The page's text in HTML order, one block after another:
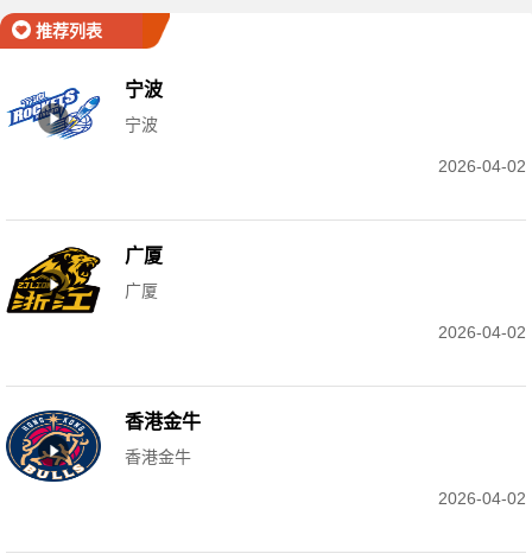
推荐列表
宁波
宁波
2026-04-02
广厦
广厦
2026-04-02
香港金牛
香港金牛
2026-04-02